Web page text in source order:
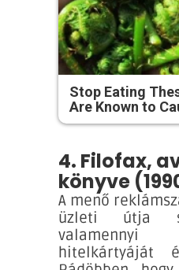
Stop Eating
Are Known to
4. Filofax,
könyve
A menő
üzleti útja
valamennyi
hitelkártyáját